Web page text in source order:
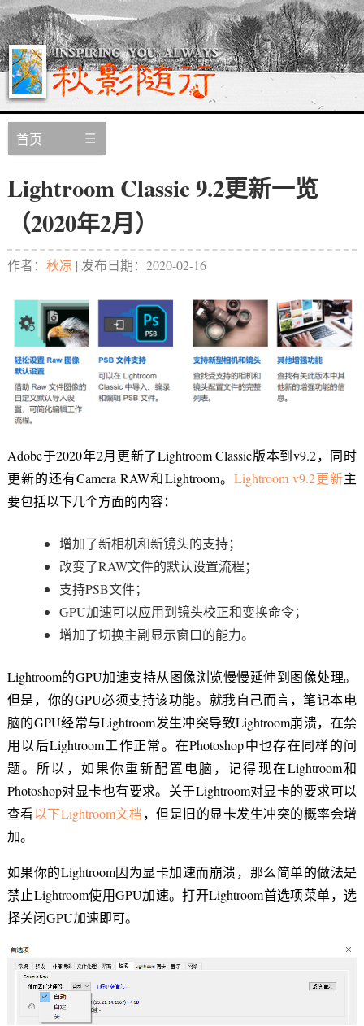
首页
Lightroom Classic 9.2更新一览
（2020年2月）
作者： 秋凉 | 发布日期： 2020-02-16
Adobe于2020年2月更新了Lightroom Classic版本到v9.2，同时
更新的还有Camera RAW和Lightroom。 Lightroom v9.2更新主
要包括以下几个方面的内容：
增加了新相机和新镜头的支持；
改变了RAW文件的默认设置流程；
支持PSB文件；
GPU加速可以应用到镜头校正和变换命令；
增加了切换主副显示窗口的能力。
Lightroom的GPU加速支持从图像浏览慢慢延伸到图像处理。
但是，你的GPU必须支持该功能。就我自己而言，笔记本电
脑的GPU经常与Lightroom发生冲突导致Lightroom崩溃，在禁
用以后Lightroom工作正常。在Photoshop中也存在同样的问
题。所以，如果你重新配置电脑，记得现在Lightroom和
Photoshop对显卡也有要求。关于Lightroom对显卡的要求可以
查看以下Lightroom文档，但是旧的显卡发生冲突的概率会增
加。
如果你的Lightroom因为显卡加速而崩溃，那么简单的做法是
禁止Lightroom使用GPU加速。打开Lightroom首选项菜单，选
择关闭GPU加速即可。